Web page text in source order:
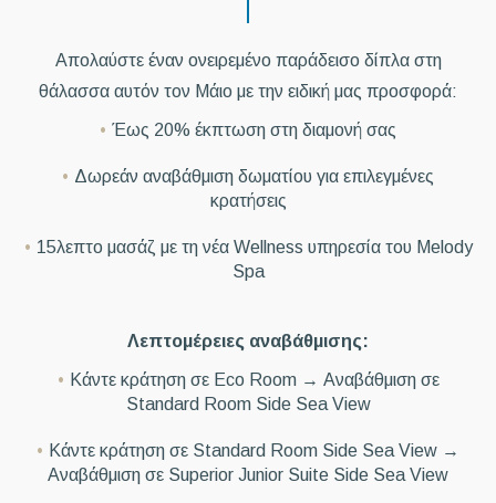
Απολαύστε έναν ονειρεμένο παράδεισο δίπλα στη
θάλασσα αυτόν τον Μάιο με την ειδική μας προσφορά:
Έως 20% έκπτωση στη διαμονή σας
Δωρεάν αναβάθμιση δωματίου για επιλεγμένες
κρατήσεις
15λεπτο μασάζ με τη νέα Wellness υπηρεσία του Melody
Spa
Λεπτομέρειες αναβάθμισης:
Κάντε κράτηση σε Eco Room → Αναβάθμιση σε
Standard Room Side Sea View
Κάντε κράτηση σε Standard Room Side Sea View →
Αναβάθμιση σε Superior Junior Suite Side Sea View